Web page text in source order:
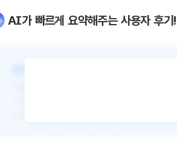
AI가 빠르게 요약해주는 사용자 후기!